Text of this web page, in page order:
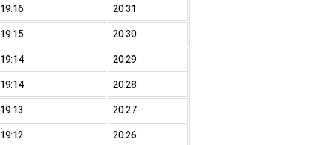
19:16 20:31
19:15 20:30
19:14 20:29
19:14 20:28
19:13 20:27
19:12 20:26